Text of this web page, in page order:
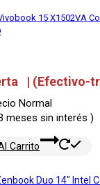
15 X1502VA
| (Efectivo-
Normal
meses sin interés )
Carrito